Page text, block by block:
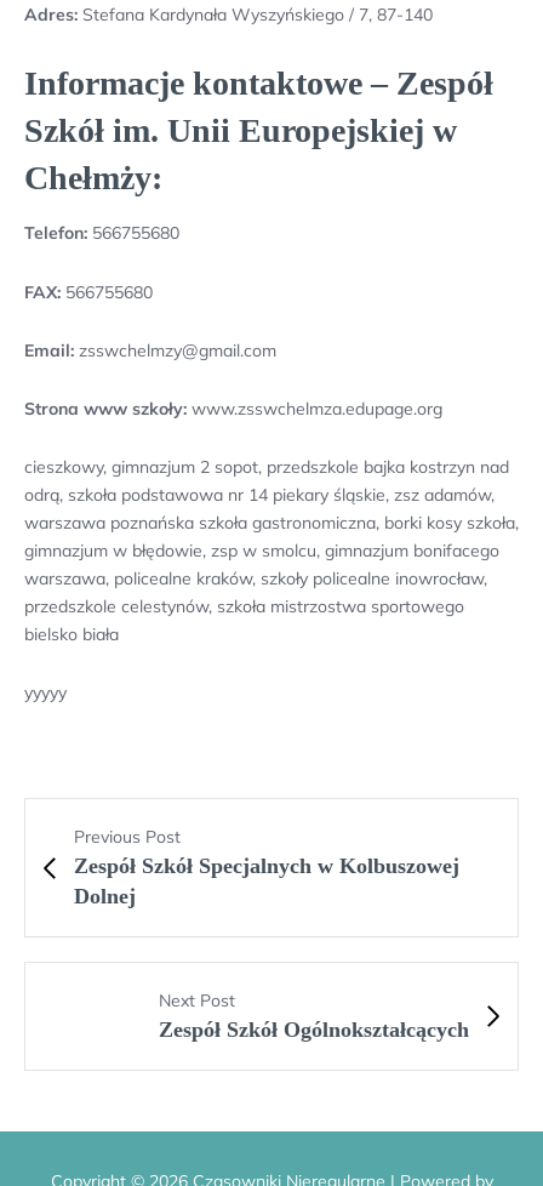
Adres: Stefana Kardynała Wyszyńskiego / 7, 87-140
Informacje kontaktowe – Zespół
Szkół im. Unii Europejskiej w
Chełmży:
Telefon: 566755680
FAX: 566755680
Email: zsswchelmzy@gmail.com
Strona www szkoły: www.zsswchelmza.edupage.org
cieszkowy, gimnazjum 2 sopot, przedszkole bajka kostrzyn nad
odrą, szkoła podstawowa nr 14 piekary śląskie, zsz adamów,
warszawa poznańska szkoła gastronomiczna, borki kosy szkoła,
gimnazjum w błędowie, zsp w smolcu, gimnazjum bonifacego
warszawa, policealne kraków, szkoły policealne inowrocław,
przedszkole celestynów, szkoła mistrzostwa sportowego
bielsko biała
yyyyy
Previous Post
Zespół Szkół Specjalnych w Kolbuszowej
Dolnej
Next Post
Zespół Szkół Ogólnokształcących